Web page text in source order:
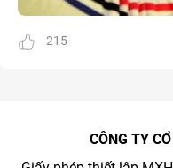
215
CÔNG TY